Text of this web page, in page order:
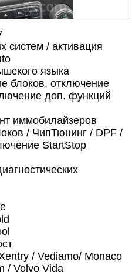
систем / активация
языка
блоков, отключение
доп. функций
иммобилайзеров
/ ЧипТюнинг / DPF /
StartStop
/ Vediamo/ Monaco
/ Volvo Vida